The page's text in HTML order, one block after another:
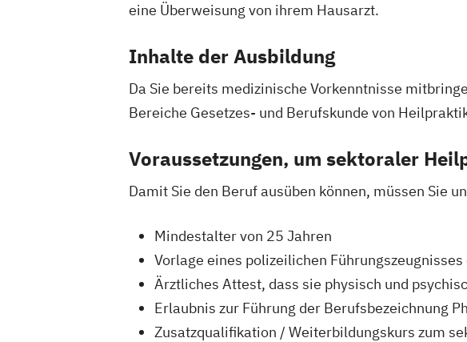
eine Überweisung von ihrem Hausarzt.
Inhalte der Ausbildung
Da Sie bereits medizinische Vorkenntnisse
Bereiche Gesetzes- und Berufskunde von
Voraussetzungen, um sektoraler
Damit Sie den Beruf ausüben können, müssen Sie
Mindestalter von 25 Jahren
Vorlage eines polizeilichen
Ärztliches Attest, dass sie physisch und
Erlaubnis zur Führung der Berufsbezeichnung
Zusatzqualifikation / Weiterbildungskurs zum